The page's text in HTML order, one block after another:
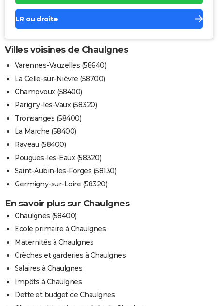
LR ou droite
Villes voisines de Chaulgnes
Varennes-Vauzelles (58640)
La Celle-sur-Nièvre (58700)
Champvoux (58400)
Parigny-les-Vaux (58320)
Tronsanges (58400)
La Marche (58400)
Raveau (58400)
Pougues-les-Eaux (58320)
Saint-Aubin-les-Forges (58130)
Germigny-sur-Loire (58320)
En savoir plus sur Chaulgnes
Chaulgnes (58400)
Ecole primaire à Chaulgnes
Maternités à Chaulgnes
Crèches et garderies à Chaulgnes
Salaires à Chaulgnes
Impôts à Chaulgnes
Dette et budget de Chaulgnes